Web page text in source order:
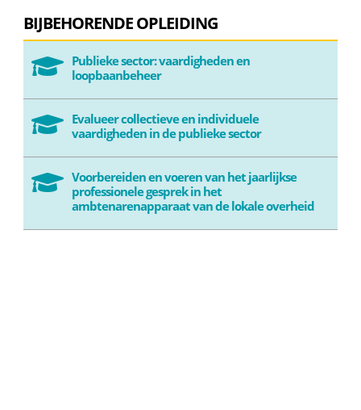
BIJBEHORENDE OPLEIDING
 Publieke sector: vaardigheden en
loopbaanbeheer
 Evalueer collectieve en individuele
vaardigheden in de publieke sector
 Voorbereiden en voeren van het jaarlijkse
professionele gesprek in het
ambtenarenapparaat van de lokale overheid